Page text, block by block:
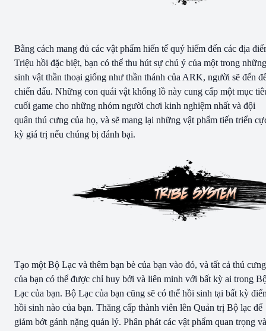
Bằng cách mang đủ các vật phẩm hiến tế quý hiếm đến các địa
Triệu hồi đặc biệt, bạn có thể thu hút sự chú ý của một trong những
sinh vật thần thoại giống như thần thánh của ARK, người sẽ đến
chiến đấu. Những con quái vật khổng lồ này cung cấp một mục
cuối game cho những nhóm người chơi kinh nghiệm nhất và đội
quân thú cưng của họ, và sẽ mang lại những vật phẩm tiến triển
kỳ giá trị nếu chúng bị đánh bại.
Tạo một Bộ Lạc và thêm bạn bè của bạn vào đó, và tất cả thú cưng
của bạn có thể được chỉ huy bởi và liên minh với bất kỳ ai trong
Lạc của bạn. Bộ Lạc của bạn cũng sẽ có thể hồi sinh tại bất kỳ
hồi sinh nào của bạn. Thăng cấp thành viên lên Quản trị Bộ lạc để
giảm bớt gánh nặng quản lý. Phân phát các vật phẩm quan trọng và